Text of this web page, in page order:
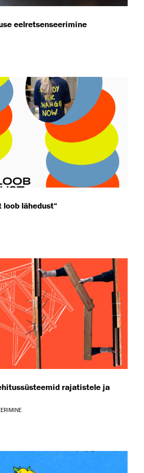
eelretsenseerimine
loob lähedust“
rajatistele ja